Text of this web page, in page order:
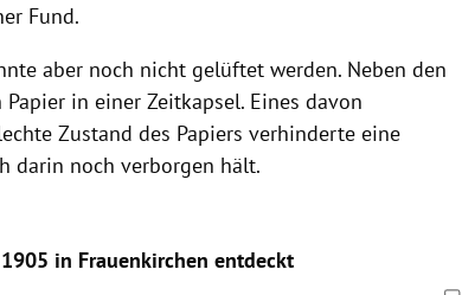
Fund.
aber noch nicht gelüftet werden. Neben den
in einer Zeitkapsel. Eines davon
Zustand des Papiers verhinderte eine
darin noch verborgen hält.
in Frauenkirchen entdeckt